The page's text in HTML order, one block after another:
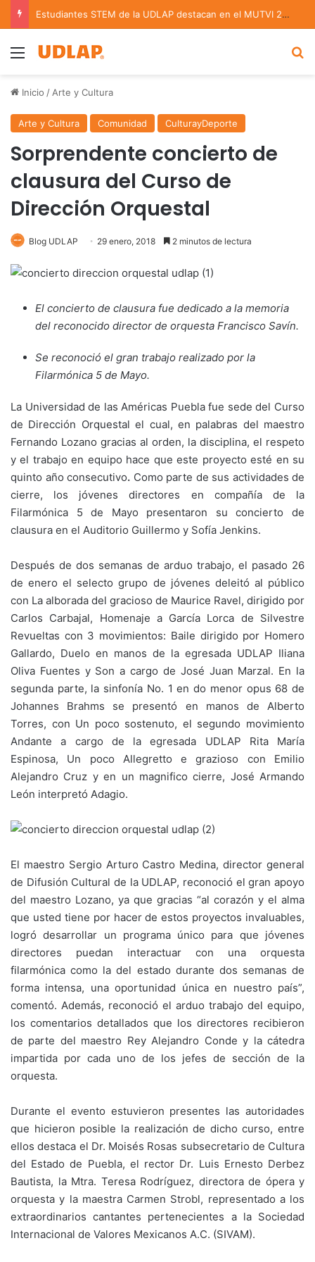
Estudiantes STEM de la UDLAP destacan en el MUTVI 2026
Menu
Inicio / Arte y Cultura
Arte y Cultura Comunidad CulturayDeporte
Sorprendente concierto de
clausura del Curso de
Dirección Orquestal
Blog UDLAP 29 enero, 2018 2 minutos de lectura
El concierto de clausura fue dedicado a la memoria
del reconocido director de orquesta Francisco Savín.
Se reconoció el gran trabajo realizado por la
Filarmónica 5 de Mayo.
La Universidad de las Américas Puebla fue sede del Curso
de Dirección Orquestal el cual, en palabras del maestro
Fernando Lozano gracias al orden, la disciplina, el respeto
y el trabajo en equipo hace que este proyecto esté en su
quinto año consecutivo. Como parte de sus actividades de
cierre, los jóvenes directores en compañía de la
Filarmónica 5 de Mayo presentaron su concierto de
clausura en el Auditorio Guillermo y Sofía Jenkins.
Después de dos semanas de arduo trabajo, el pasado 26
de enero el selecto grupo de jóvenes deleitó al público
con La alborada del gracioso de Maurice Ravel, dirigido por
Carlos Carbajal, Homenaje a García Lorca de Silvestre
Revueltas con 3 movimientos: Baile dirigido por Homero
Gallardo, Duelo en manos de la egresada UDLAP Iliana
Oliva Fuentes y Son a cargo de José Juan Marzal. En la
segunda parte, la sinfonía No. 1 en do menor opus 68 de
Johannes Brahms se presentó en manos de Alberto
Torres, con Un poco sostenuto, el segundo movimiento
Andante a cargo de la egresada UDLAP Rita María
Espinosa, Un poco Allegretto e grazioso con Emilio
Alejandro Cruz y en un magnifico cierre, José Armando
León interpretó Adagio.
El maestro Sergio Arturo Castro Medina, director general
de Difusión Cultural de la UDLAP, reconoció el gran apoyo
del maestro Lozano, ya que gracias “al corazón y el alma
que usted tiene por hacer de estos proyectos invaluables,
logró desarrollar un programa único para que jóvenes
directores puedan interactuar con una orquesta
filarmónica como la del estado durante dos semanas de
forma intensa, una oportunidad única en nuestro país”,
comentó. Además, reconoció el arduo trabajo del equipo,
los comentarios detallados que los directores recibieron
de parte del maestro Rey Alejandro Conde y la cátedra
impartida por cada uno de los jefes de sección de la
orquesta.
Durante el evento estuvieron presentes las autoridades
que hicieron posible la realización de dicho curso, entre
ellos destaca el Dr. Moisés Rosas subsecretario de Cultura
del Estado de Puebla, el rector Dr. Luis Ernesto Derbez
Bautista, la Mtra. Teresa Rodríguez, directora de ópera y
orquesta y la maestra Carmen Strobl, representado a los
extraordinarios cantantes pertenecientes a la Sociedad
Internacional de Valores Mexicanos A.C. (SIVAM).